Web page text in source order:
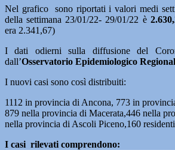
Nel grafico sono riportati i valori medi
della settimana 23/01/22- 29/01/22 è
era 2.341,67)
I dati odierni sulla diffusione del
dall’Osservatorio Epidemiologico
I nuovi casi sono così distribuiti:
1112 in provincia di Ancona, 773 in
879 nella provincia di Macerata,446 nella
nella provincia di Ascoli Piceno,160
I casi rilevati comprendono: